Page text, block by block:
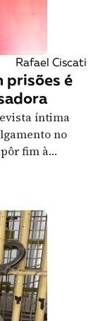
Rafael Ciscati
prisões é
íntima
no
fim à